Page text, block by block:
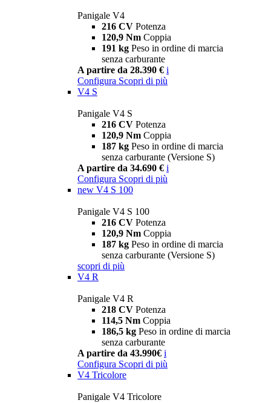
Panigale V4
216 CV Potenza
120,9 Nm Coppia
191 kg Peso in ordine di marcia
senza carburante
A partire da 28.390 € i
Configura Scopri di più
V4 S
Panigale V4 S
216 CV Potenza
120,9 Nm Coppia
187 kg Peso in ordine di marcia
senza carburante (Versione S)
A partire da 34.690 € i
Configura Scopri di più
new V4 S 100
Panigale V4 S 100
216 CV Potenza
120,9 Nm Coppia
187 kg Peso in ordine di marcia
senza carburante (Versione S)
scopri di più
V4 R
Panigale V4 R
218 CV Potenza
114,5 Nm Coppia
186,5 kg Peso in ordine di marcia
senza carburante
A partire da 43.990€ i
Configura Scopri di più
V4 Tricolore
Panigale V4 Tricolore